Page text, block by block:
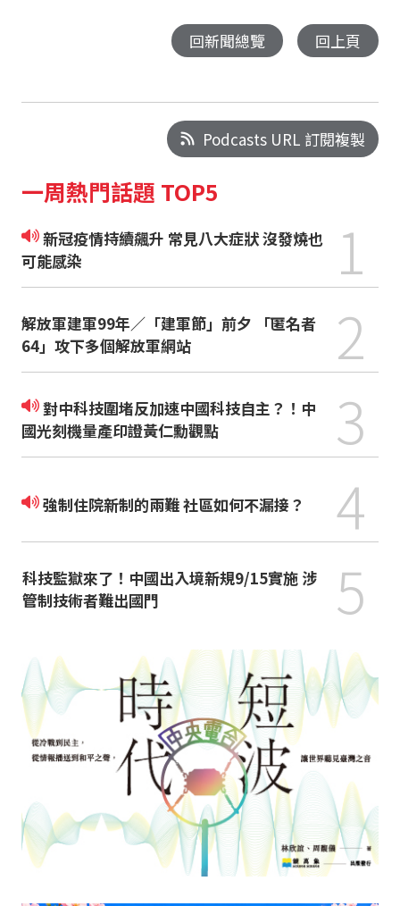
回新聞總覽 回上頁
Podcasts URL 訂閱複製
一周熱門話題 TOP5
新冠疫情持續飆升 常見八大症狀 沒發燒也
可能感染
1
解放軍建軍99年／「建軍節」前夕 「匿名者
64」攻下多個解放軍網站
2
對中科技圍堵反加速中國科技自主？！中
國光刻機量產印證黃仁勳觀點
3
強制住院新制的兩難 社區如何不漏接？ 4
科技監獄來了！中國出入境新規9/15實施 涉
管制技術者難出國門
5